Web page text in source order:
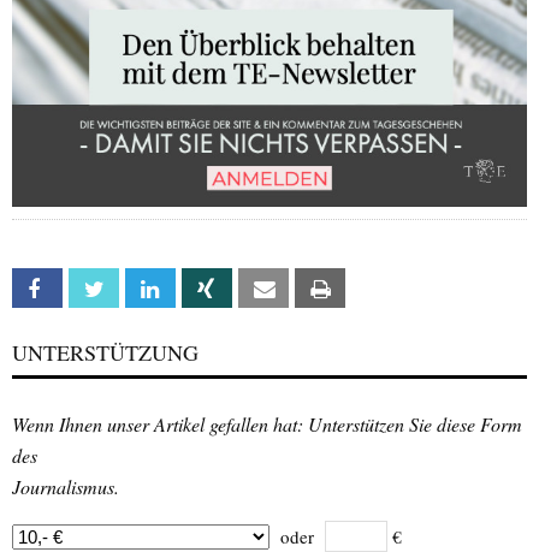
Facebook Twitter Linkedin Xing Email
UNTERSTÜTZUNG
Wenn Ihnen unser Artikel gefallen hat: Unterstützen Sie diese Form
des
Journalismus.
oder €